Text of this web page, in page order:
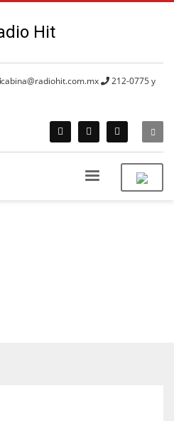
cabina@radiohit.com.mx
212-0775 y